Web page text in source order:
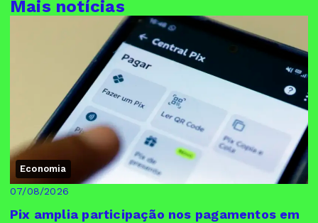
Mais notícias
Economia
07/08/2026
Pix amplia participação nos pagamentos em